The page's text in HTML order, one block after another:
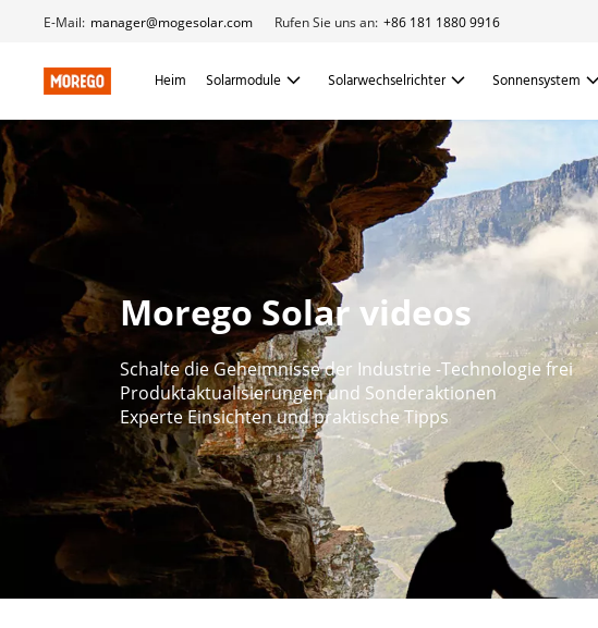
E-Mail: manager@mogesolar.com Rufen Sie uns an: +86 181 1880 9916
Heim Solarmodule Solarwechselrichter Sonnensystem
Morego Solar videos
Schalte die Geheimnisse der Industrie -Technologie frei
Produktaktualisierungen und Sonderaktionen
Experte Einsichten und praktische Tipps